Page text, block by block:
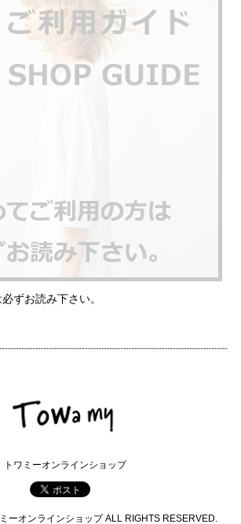
ずお読み下さい。
トワミーオンラインショップ
ーオンラインショップ ALL RIGHTS RESERVED.